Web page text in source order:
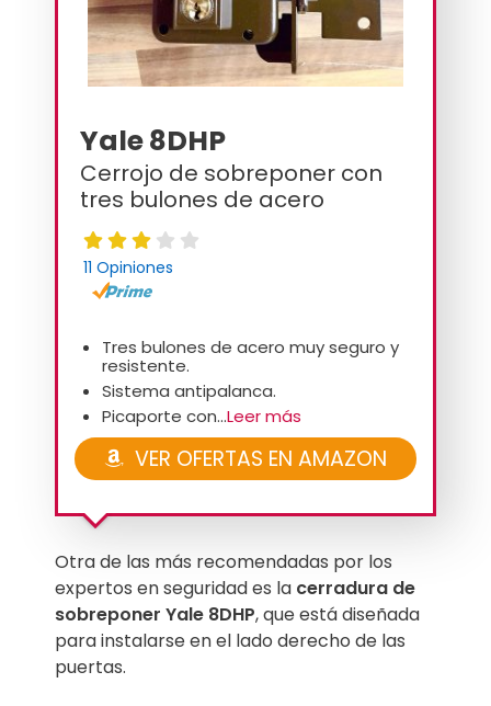
Yale 8DHP
Cerrojo de sobreponer con
tres bulones de acero
11 Opiniones
Tres bulones de acero muy seguro y
resistente.
Sistema antipalanca.
Picaporte con...Leer más
VER OFERTAS EN AMAZON
Otra de las más recomendadas por los
expertos en seguridad es la cerradura de
sobreponer Yale 8DHP, que está diseñada
para instalarse en el lado derecho de las
puertas.